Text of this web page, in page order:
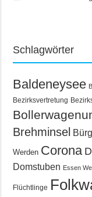
Schlagwörter
Baldeneysee
Bezirksvertretung
Brehminsel
Werden Corona
Domstuben Essen
Flüchtlinge